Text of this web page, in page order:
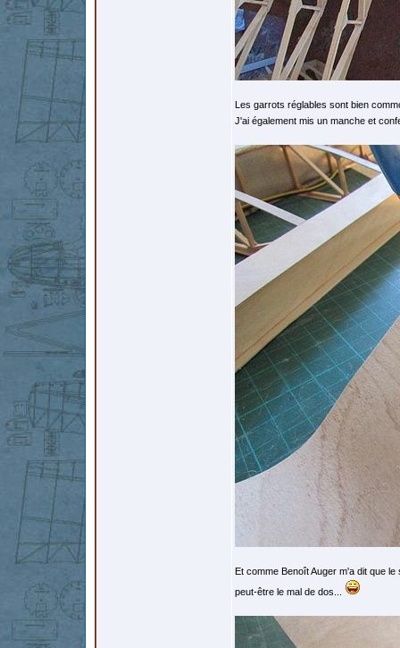
Les garrots réglables sont bien
J'ai également mis un manche et
Et comme Benoît Auger m'a dit que
peut-être le mal de dos...